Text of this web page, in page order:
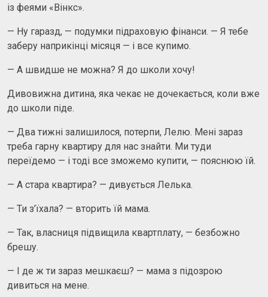
із феями «Вінкс».
— Ну гаразд, — подумки підраховую фінанси. — Я тебе
заберу наприкінці місяця — і все купимо.
— А швидше не можна? Я до школи хочу!
Дивовижна дитина, яка чекає не дочекається, коли вже
до школи піде.
— Два тижні залишилося, потерпи, Лелю. Мені зараз
треба гарну квартиру для нас знайти. Ми туди
переїдемо — і тоді все зможемо купити, — пояснюю їй.
— А стара квартира? — дивується Лелька.
— Ти з’їхала? — вторить їй мама.
— Так, власниця підвищила квартплату, — безбожно
брешу.
— І де ж ти зараз мешкаєш? — мама з підозрою
дивиться на мене.